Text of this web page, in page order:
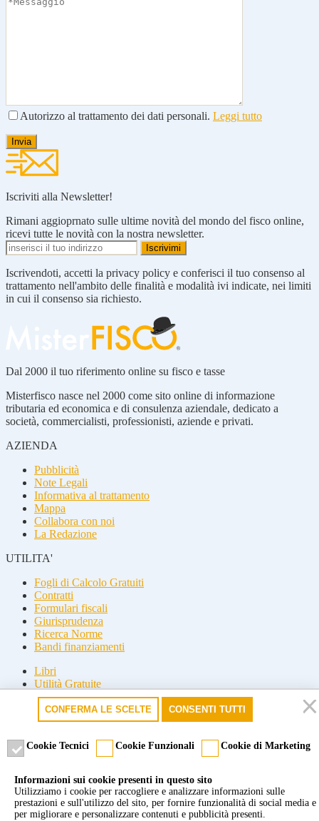
Autorizzo al trattamento dei dati personali. Leggi tutto
Iscriviti alla Newsletter!
Rimani aggioprnato sulle ultime novità del mondo del fisco online,
ricevi tutte le novità con la nostra newsletter.
Iscrivendoti, accetti la privacy policy e conferisci il tuo consenso al
trattamento nell'ambito delle finalità e modalità ivi indicate, nei limiti
in cui il consenso sia richiesto.
Dal 2000 il tuo riferimento online su fisco e tasse
Misterfisco nasce nel 2000 come sito online di informazione
tributaria ed economica e di consulenza aziendale, dedicato a
società, commercialisti, professionisti, aziende e privati.
AZIENDA
Pubblicità
Note Legali
Informativa al trattamento
Mappa
Collabora con noi
La Redazione
UTILITA'
Fogli di Calcolo Gratuiti
Contratti
Formulari fiscali
Giurisprudenza
Ricerca Norme
Bandi finanziamenti
Libri
Utilità Gratuite
Guide fiscali
Seguici
Seguici
riproduzione parziale.
Marchio registrato dello Studio Commercialista Di Michele di Roma
e Milano. P.Iva 09277651007 - Cookie policy-Privacy policy
CONFERMA LE SCELTE CONSENTI TUTTI
Cookie Tecnici Cookie Funzionali Cookie di Marketing
Informazioni sui cookie presenti in questo sito
Utilizziamo i cookie per raccogliere e analizzare informazioni sulle
prestazioni e sull'utilizzo del sito, per fornire funzionalità di social media e
per migliorare e personalizzare contenuti e pubblicità presenti.